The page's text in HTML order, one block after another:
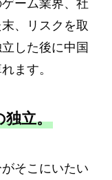
ーム業界、社
、リスクを取
した後に中国
ます。
独立。
そこにいたい